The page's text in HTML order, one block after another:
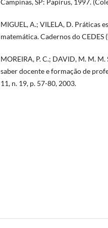
Campinas, SP: Papirus, 1997.
MIGUEL, A.; VILELA, D. Práticas
matemática. Cadernos do
MOREIRA, P. C.; DAVID, M. M.
saber docente e formação de
11, n. 19, p. 57-80, 2003.